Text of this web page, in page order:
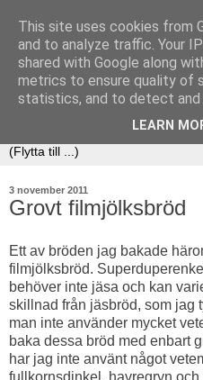
3 november 2011
Grovt filmjölksbröd
Ett av bröden jag bakade
filmjölksbröd.
behöver inte jäsa och kan
skillnad från jäsbröd, som jag
man inte använder mycket
baka dessa bröd med enbart
har jag inte använt något
fullkornsdinkel, havregryn och
This site uses cookies from
and to analyze traffic. Your
shared with Google along
metrics to ensure quality of
statistics, and to detect and
LEARN